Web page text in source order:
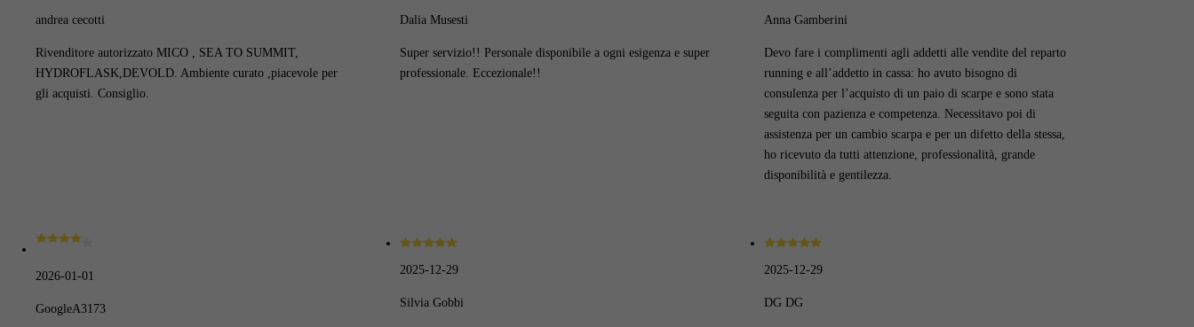
andrea cecotti
Rivenditore autorizzato MICO , SEA TO SUMMIT,
HYDROFLASK,DEVOLD. Ambiente curato ,piacevole per
gli acquisti. Consiglio.
Dalia Musesti
Super servizio!! Personale disponibile a ogni esigenza e super
professionale. Eccezionale!!
Anna Gamberini
Devo fare i complimenti agli addetti alle vendite del reparto
running e all’addetto in cassa: ho avuto bisogno di
consulenza per l’acquisto di un paio di scarpe e sono stata
seguita con pazienza e competenza. Necessitavo poi di
assistenza per un cambio scarpa e per un difetto della stessa,
ho ricevuto da tutti attenzione, professionalità, grande
disponibilità e gentilezza.
2026-01-01
GoogleA3173
2025-12-29
Silvia Gobbi
2025-12-29
DG DG